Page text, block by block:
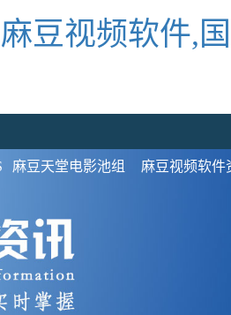
豆视频软件,
麻豆天堂电影池组 麻豆视频软件